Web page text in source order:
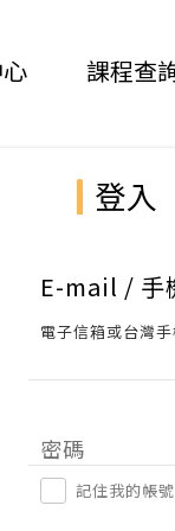
課程查
登入
E-mail / 手
電子信箱或台灣
密碼
記住我的帳號